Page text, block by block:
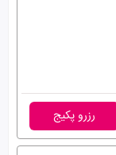
رزرو پکیج